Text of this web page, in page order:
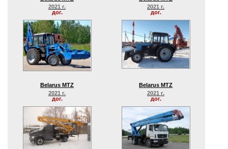
2021 г.
дог.
2021 г.
дог.
Belarus MTZ
2021 г.
дог.
Belarus MTZ
2021 г.
дог.